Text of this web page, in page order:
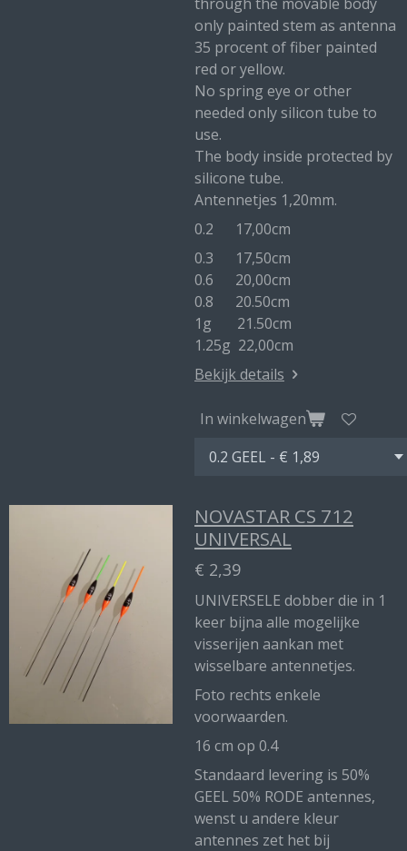
only painted stem as antenna
35 procent of fiber painted
red or yellow.
No spring eye or other
needed only silicon tube to
use.
The body inside protected by
silicone tube.
Antennetjes 1,20mm.
0.2 17,00cm
0.3 17,50cm
0.6 20,00cm
0.8 20.50cm
1g 21.50cm
1.25g 22,00cm
Bekijk details
In winkelwagen
NOVASTAR CS 712
UNIVERSAL
€ 2,39
UNIVERSELE dobber die in 1
keer bijna alle mogelijke
visserijen aankan met
wisselbare antennetjes.
Foto rechts enkele
voorwaarden.
16 cm op 0.4
Standaard levering is 50%
GEEL 50% RODE antennes,
wenst u andere kleur
antennes zet het bij